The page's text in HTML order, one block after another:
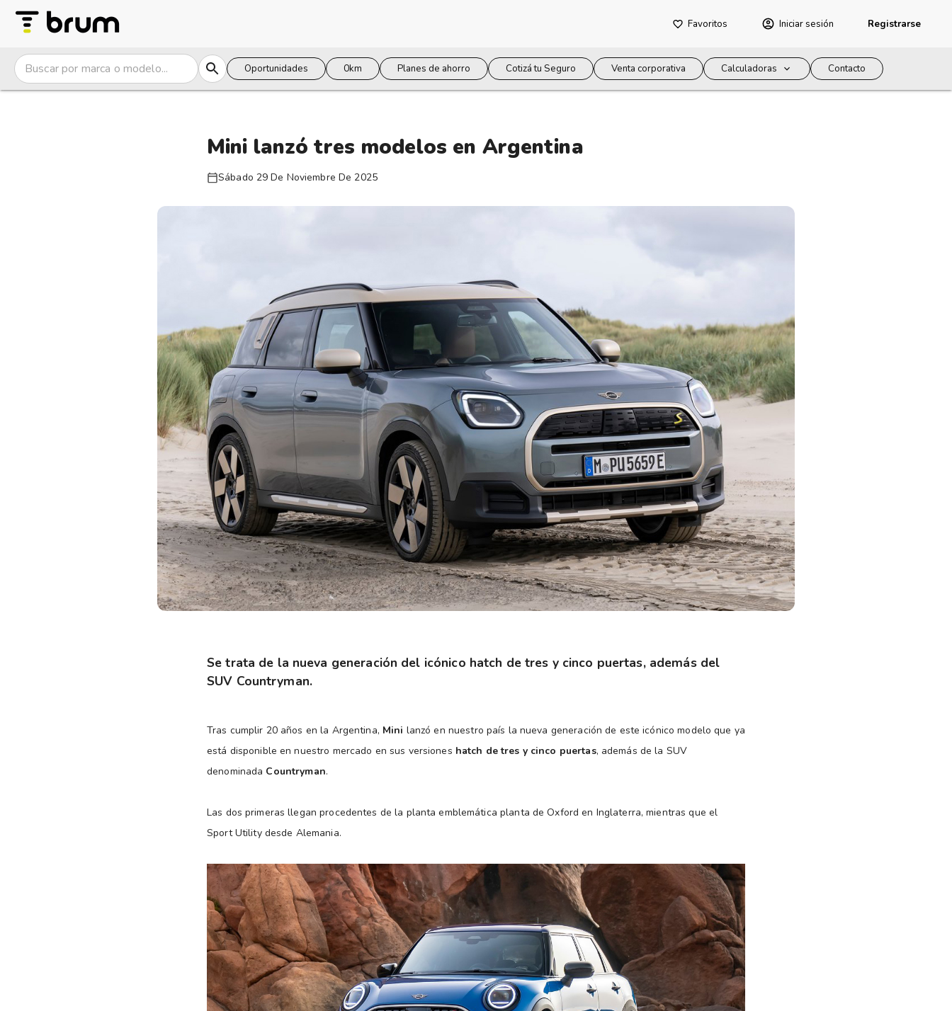
Favoritos Iniciar sesión Registrarse
Oportunidades 0km Planes de ahorro Cotizá tu Seguro Venta corporativa Calculadoras Contacto
Mini lanzó tres modelos en Argentina
Sábado 29 De Noviembre De 2025
Se trata de la nueva generación del icónico hatch de tres y cinco puertas, además del
SUV Countryman.
Tras cumplir 20 años en la Argentina, Mini lanzó en nuestro país la nueva generación de este icónico modelo que ya
está disponible en nuestro mercado en sus versiones hatch de tres y cinco puertas, además de la SUV
denominada Countryman.
Las dos primeras llegan procedentes de la planta emblemática planta de Oxford en Inglaterra, mientras que el
Sport Utility desde Alemania.